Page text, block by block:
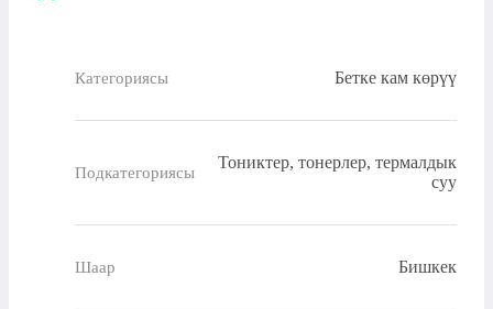
Категориясы Бетке кам көрүү
Подкатегориясы
Тониктер, тонерлер, термалдык
суу
Шаар Бишкек